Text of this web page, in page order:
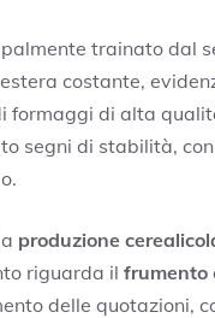
trainato dal
costante,
formaggi di alta
segni di stabilità,
produzione
riguarda il frumento
delle quotazioni,